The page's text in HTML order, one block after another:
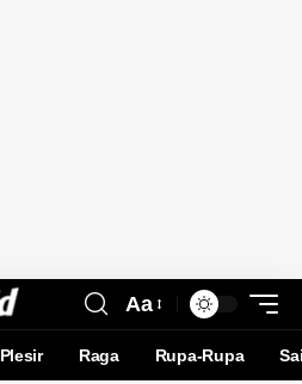
Aa
Plesir Raga Rupa-Rupa